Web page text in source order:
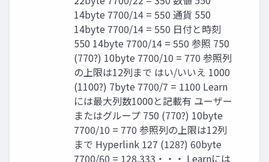
14byte 7700/14 = 550 通貨 550
14byte 7700/14 = 550 日付と時刻
550 14byte 7700/14 = 550 参照 750
(770?) 10byte 7700/10 = 770 参照列
の上限は12列まで はい/いいえ 1000
(1100?) 7byte 7700/7 = 1100 Learn
には最大列数1000と記載有 ユーザー
またはグループ 750 (770?) 10byte
7700/10 = 770 参照列の上限は12列
まで Hyperlink 127 (128?) 60byte
7700/60 = 128.333・・・ Learnには